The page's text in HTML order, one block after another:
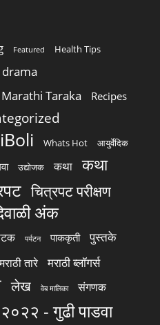
Featured Health Tips
Marathi Taraka Recipes
Whats Hot आयुर्वेदिक
उद्योजक कथा कथा
चित्रपट परीक्षण
अंक
पर्यटन पाककृती पुस्तके
मराठी तारे मराठी ब्लॉगर्स
लेख वेब मालिका संगणक
२०२२ - गुढी पाडवा